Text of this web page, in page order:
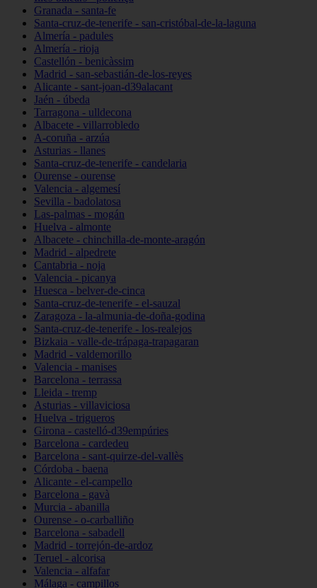
Granada - santa-fe
Santa-cruz-de-tenerife - san-cristóbal-de-la-laguna
Almería - padules
Almería - rioja
Castellón - benicàssim
Madrid - san-sebastián-de-los-reyes
Alicante - sant-joan-d39alacant
Jaén - úbeda
Tarragona - ulldecona
Albacete - villarrobledo
A-coruña - arzúa
Asturias - llanes
Santa-cruz-de-tenerife - candelaria
Ourense - ourense
Valencia - algemesí
Sevilla - badolatosa
Las-palmas - mogán
Huelva - almonte
Albacete - chinchilla-de-monte-aragón
Madrid - alpedrete
Cantabria - noja
Valencia - picanya
Huesca - belver-de-cinca
Santa-cruz-de-tenerife - el-sauzal
Zaragoza - la-almunia-de-doña-godina
Santa-cruz-de-tenerife - los-realejos
Bizkaia - valle-de-trápaga-trapagaran
Madrid - valdemorillo
Valencia - manises
Barcelona - terrassa
Lleida - tremp
Asturias - villaviciosa
Huelva - trigueros
Girona - castelló-d39empúries
Barcelona - cardedeu
Barcelona - sant-quirze-del-vallès
Córdoba - baena
Alicante - el-campello
Barcelona - gavà
Murcia - abanilla
Ourense - o-carballiño
Barcelona - sabadell
Madrid - torrejón-de-ardoz
Teruel - alcorisa
Valencia - alfafar
Málaga - campillos